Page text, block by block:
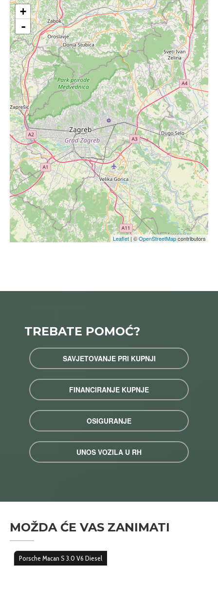
+
-
Leaflet | ©OpenStreetMapcontributors
TREBATE POMOĆ?
SAVJETOVANJE PRI KUPNJI
FINANCIRANJE KUPNJE
OSIGURANJE
UNOS VOZILA U RH
MOŽDA ĆE VAS ZANIMATI
Porsche Macan S 3.0 V6 Diesel